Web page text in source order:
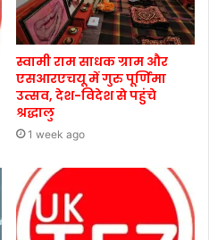
स्वामी राम साधक ग्राम और
एसआरएचयू में गुरु पूर्णिमा
उत्सव, देश-विदेश से पहुंचे
श्रद्धालु
1 week ago